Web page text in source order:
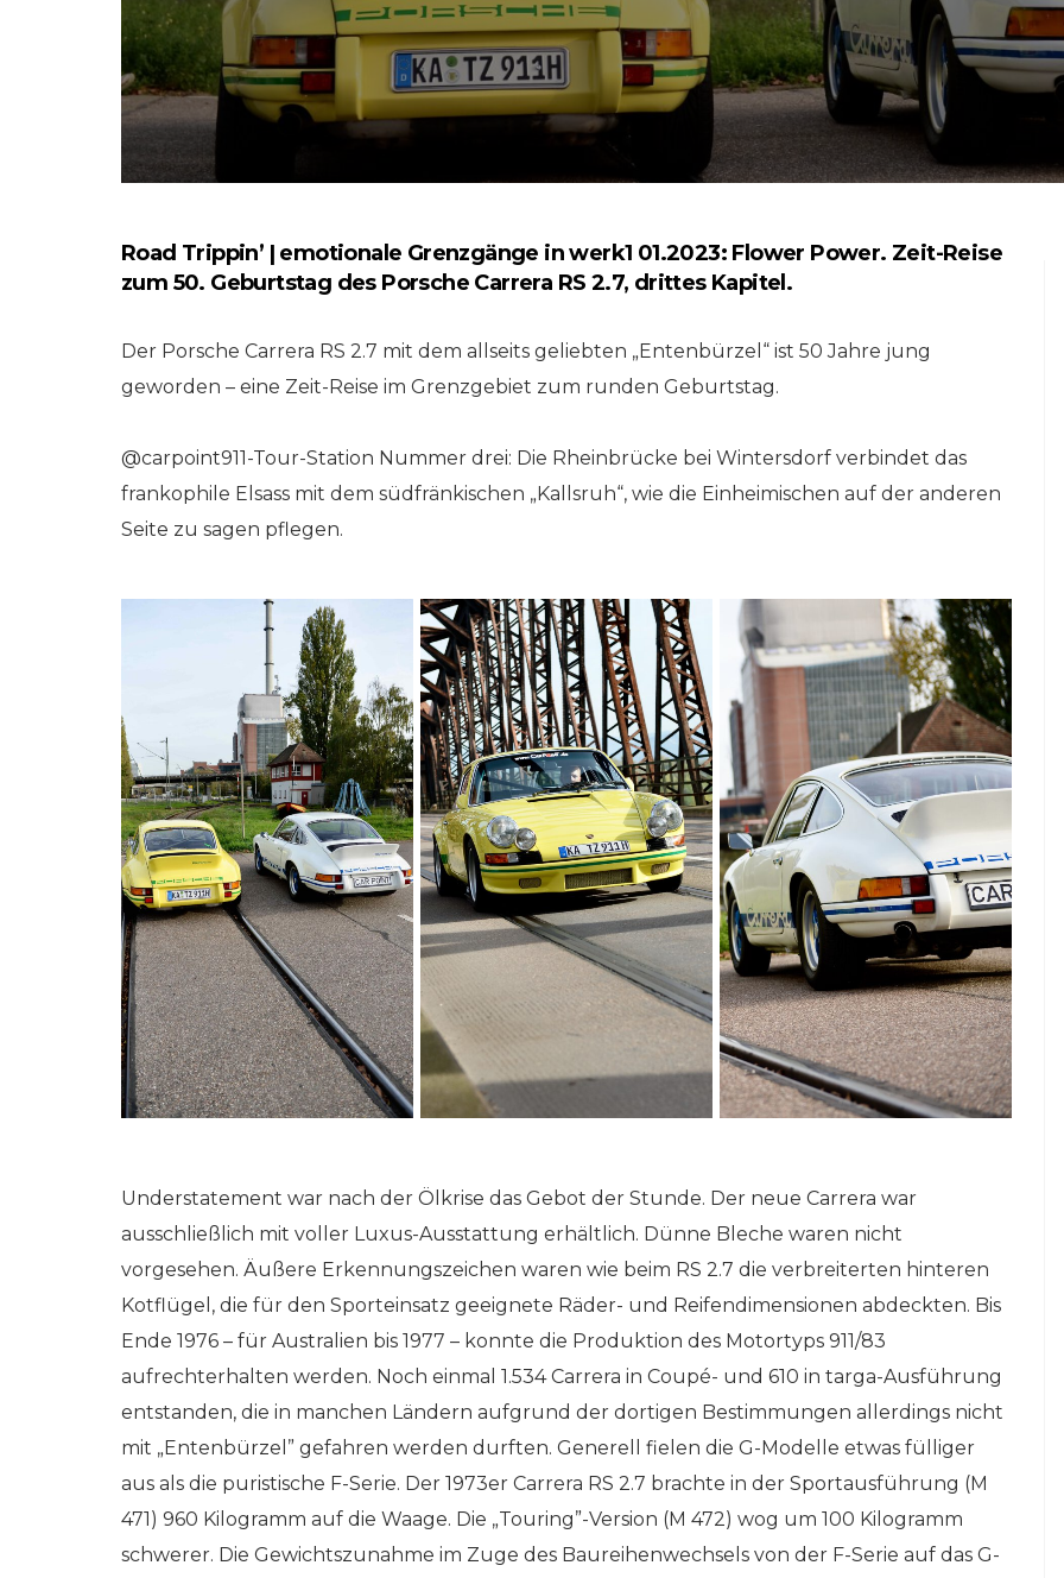
Road Trippin’ | emotionale Grenzgänge in werk1 01.2023: Flower Power. Zeit-Reise
zum 50. Geburtstag des Porsche Carrera RS 2.7, drittes Kapitel.
Der Porsche Carrera RS 2.7 mit dem allseits geliebten „Entenbürzel“ ist 50 Jahre jung
geworden – eine Zeit-Reise im Grenzgebiet zum runden Geburtstag.
@carpoint911-Tour-Station Nummer drei: Die Rheinbrücke bei Wintersdorf verbindet das
frankophile Elsass mit dem südfränkischen „Kallsruh“, wie die Einheimischen auf der anderen
Seite zu sagen pflegen.
Understatement war nach der Ölkrise das Gebot der Stunde. Der neue Carrera war
ausschließlich mit voller Luxus-Ausstattung erhältlich. Dünne Bleche waren nicht
vorgesehen. Äußere Erkennungszeichen waren wie beim RS 2.7 die verbreiterten hinteren
Kotflügel, die für den Sporteinsatz geeignete Räder- und Reifendimensionen abdeckten. Bis
Ende 1976 – für Australien bis 1977 – konnte die Produktion des Motortyps 911/83
aufrechterhalten werden. Noch einmal 1.534 Carrera in Coupé- und 610 in targa-Ausführung
entstanden, die in manchen Ländern aufgrund der dortigen Bestimmungen allerdings nicht
mit „Entenbürzel” gefahren werden durften. Generell fielen die G-Modelle etwas fülliger
aus als die puristische F-Serie. Der 1973er Carrera RS 2.7 brachte in der Sportausführung (M
471) 960 Kilogramm auf die Waage. Die „Touring”-Version (M 472) wog um 100 Kilogramm
schwerer. Die Gewichtszunahme im Zuge des Baureihenwechsels von der F-Serie auf das G-
bei
// Go!
verpasst? werk1 nine
| eleven boxerstories
– jetzt online
nachbestellen bei
Netzwerkeins // Go!
9. August 2019
sports | cars | culture:
Sichern Sie sich die
neue Ausgabe 01 |
2026 – im Handel ab
Freitag, 6. März.
16. Februar 2026